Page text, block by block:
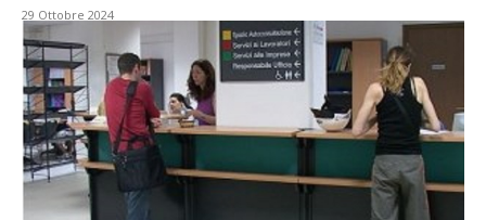
29 Ottobre 2024